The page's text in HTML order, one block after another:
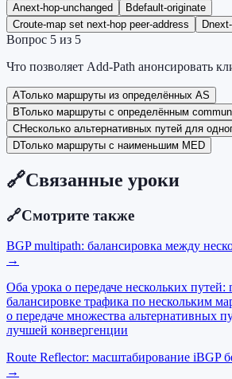
Anext-hop-unchanged Bdefault-originate
Croute-map set next-hop peer-address D
Вопрос 5 из 5
Что позволяет Add-Path анонсировать
AТолько маршруты из определённых AS
BТолько маршруты с определённым
CНесколько альтернативных путей для
DТолько маршруты с наименьшим MED
🔗Связанные уроки
🔗Смотрите также
BGP multipath: балансировка между
→
Оба урока о передаче нескольких
балансировке трафика по нескольким
о передаче множества альтернативных
лучшей конвергенции
Route Reflector: масштабирование iBGP
→